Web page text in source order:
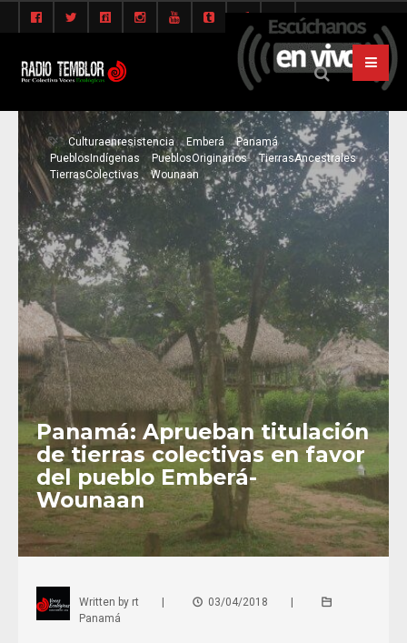
Culturaenresistencia Emberá
Panamá
PueblosIndígenas
PueblosOriginarios
TierrasAncestrales
TierrasColectivas
Wounaan
Panamá: Aprueban titulación
de tierras colectivas en favor
del pueblo Emberá-
Wounaan
Written by rt | 03/04/2018
|
Panamá